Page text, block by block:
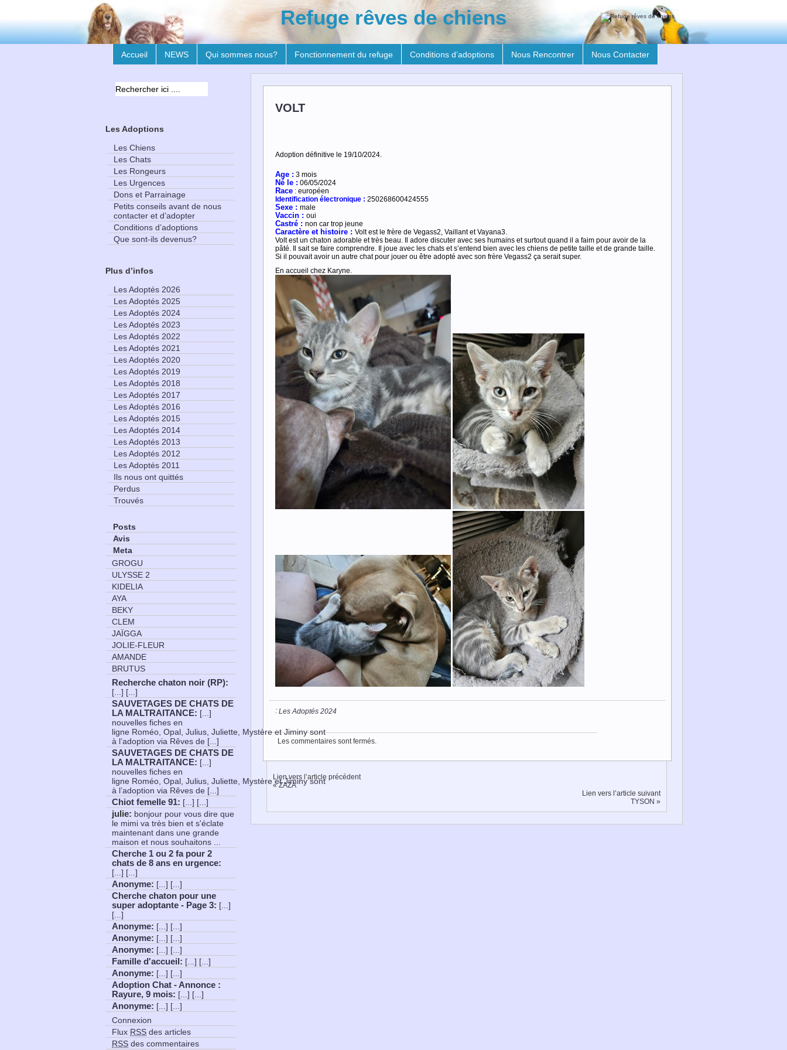
Refuge rêves de chiens
Accueil NEWS Qui sommes nous? Fonctionnement du refuge Conditions d’adoptions Nous Rencontrer Nous Contacter
VOLT
Adoption définitive le 19/10/2024.
Age : 3 mois
Né le : 06/05/2024
Race : européen
Identification électronique : 250268600424555
Sexe : male
Vaccin : oui
Castré : non car trop jeune
Caractère et histoire : Volt est le frère de Vegass2, Vaillant et Vayana3.
Volt est un chaton adorable et très beau. Il adore discuter avec ses humains et surtout quand il a faim pour avoir de la
pâté. Il sait se faire comprendre. Il joue avec les chats et s’entend bien avec les chiens de petite taille et de grande taille.
Si il pouvait avoir un autre chat pour jouer ou être adopté avec son frère Vegass2 ça serait super.
En accueil chez Karyne.
: Les Adoptés 2024
Les commentaires sont fermés.
Lien vers l’article précédent
«ZAZA
Lien vers l’article suivant
TYSON »
Les Adoptions
Les Chiens
Les Chats
Les Rongeurs
Les Urgences
Dons et Parrainage
Petits conseils avant de nous
contacter et d’adopter
Conditions d’adoptions
Que sont-ils devenus?
Plus d’infos
Les Adoptés 2026
Les Adoptés 2025
Les Adoptés 2024
Les Adoptés 2023
Les Adoptés 2022
Les Adoptés 2021
Les Adoptés 2020
Les Adoptés 2019
Les Adoptés 2018
Les Adoptés 2017
Les Adoptés 2016
Les Adoptés 2015
Les Adoptés 2014
Les Adoptés 2013
Les Adoptés 2012
Les Adoptés 2011
Ils nous ont quittés
Perdus
Trouvés
Posts
Avis
Meta
GROGU
ULYSSE 2
KIDELIA
AYA
BEKY
CLEM
JAÏGGA
JOLIE-FLEUR
AMANDE
BRUTUS
Recherche chaton noir (RP):
[...] [...]
SAUVETAGES DE CHATS DE
LA MALTRAITANCE: [...]
nouvelles fiches en
ligne Roméo, Opal, Julius, Juliette, Mystère et Jiminy sont
à l’adoption via Rêves de [...]
SAUVETAGES DE CHATS DE
LA MALTRAITANCE: [...]
nouvelles fiches en
ligne Roméo, Opal, Julius, Juliette, Mystère et Jiminy sont
à l’adoption via Rêves de [...]
Chiot femelle 91: [...] [...]
julie: bonjour pour vous dire que
le mimi va très bien et s'éclate
maintenant dans une grande
maison et nous souhaitons ...
Cherche 1 ou 2 fa pour 2
chats de 8 ans en urgence:
[...] [...]
Anonyme: [...] [...]
Cherche chaton pour une
super adoptante - Page 3: [...]
[...]
Anonyme: [...] [...]
Anonyme: [...] [...]
Anonyme: [...] [...]
Famille d'accueil : [...] [...]
Anonyme: [...] [...]
Adoption Chat - Annonce :
Rayure, 9 mois: [...] [...]
Anonyme: [...] [...]
Connexion
Flux RSS des articles
RSS des commentaires